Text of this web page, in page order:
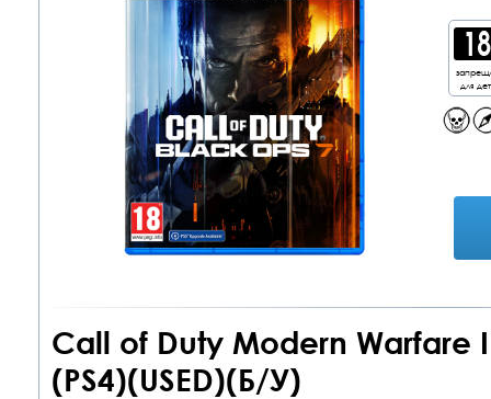
для
Call of Duty Modern Warfare
(PS4)(USED)(Б/У)